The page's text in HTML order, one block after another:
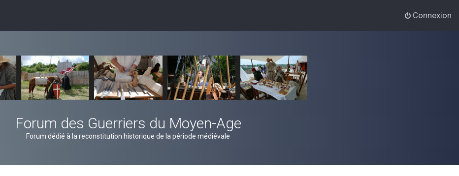
Connexion
Forum des Guerriers du Moyen-Age
Forum dédié à la reconstitution historique de la période médiévale